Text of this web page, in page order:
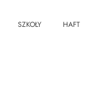
SZKOŁY HAFT